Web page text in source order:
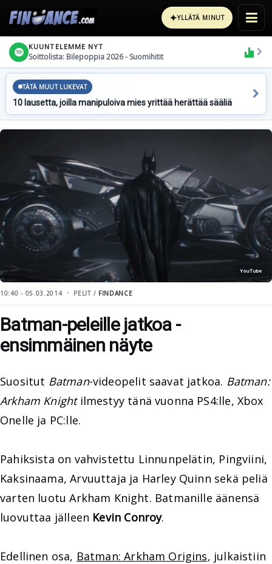
✦YLLÄTÄ MINUT
KUUNTELEMME NYT
Soittolista: Bilepoppia 2026 - Suomihitit
TÄTÄ MUUT LUKEVAT
10 lausetta, joilla manipuloiva mies yrittää herättää sääliä
YouTube
10:40 - 05.03.2014 PELIT / FINDANCE
Batman-peleille jatkoa -
ensimmäinen näyte
Suositut Batman-videopelit saavat jatkoa. Batman:
Arkham Knightilmestyy tänä vuonna PS4:lle, Xbox
Onelle ja PC:lle.
Pahiksista on vahvistettu Linnunpelätin, Pingviini,
Kaksinaama, Arvuuttaja ja Harley Quinn sekä peliä
varten luotu Arkham Knight. Batmanille äänensä
luovuttaa jälleen Kevin Conroy.
Edellinen osa, Batman: Arkham Origins, julkaistiin